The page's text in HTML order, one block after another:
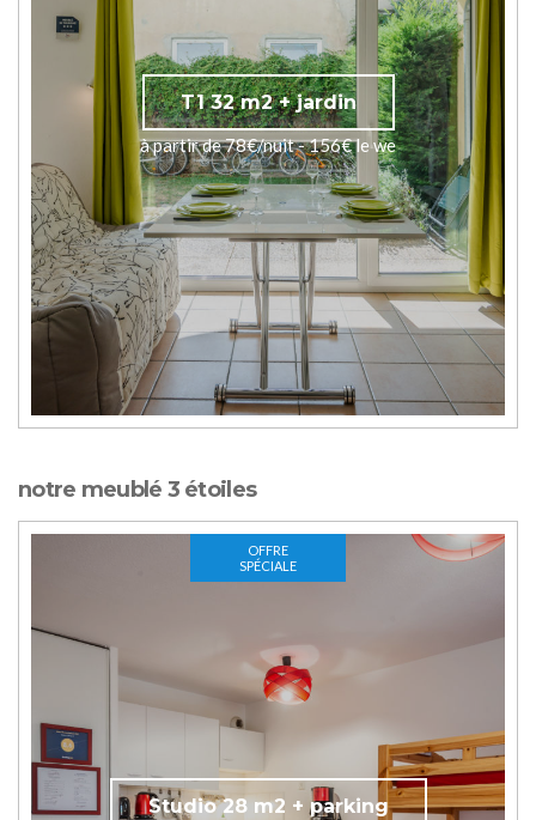
T1 32 m2 + jardin
à partir de 78€/nuit - 156€ le we
notre meublé 3 étoiles
OFFRE
SPÉCIALE
Studio 28 m2 + parking